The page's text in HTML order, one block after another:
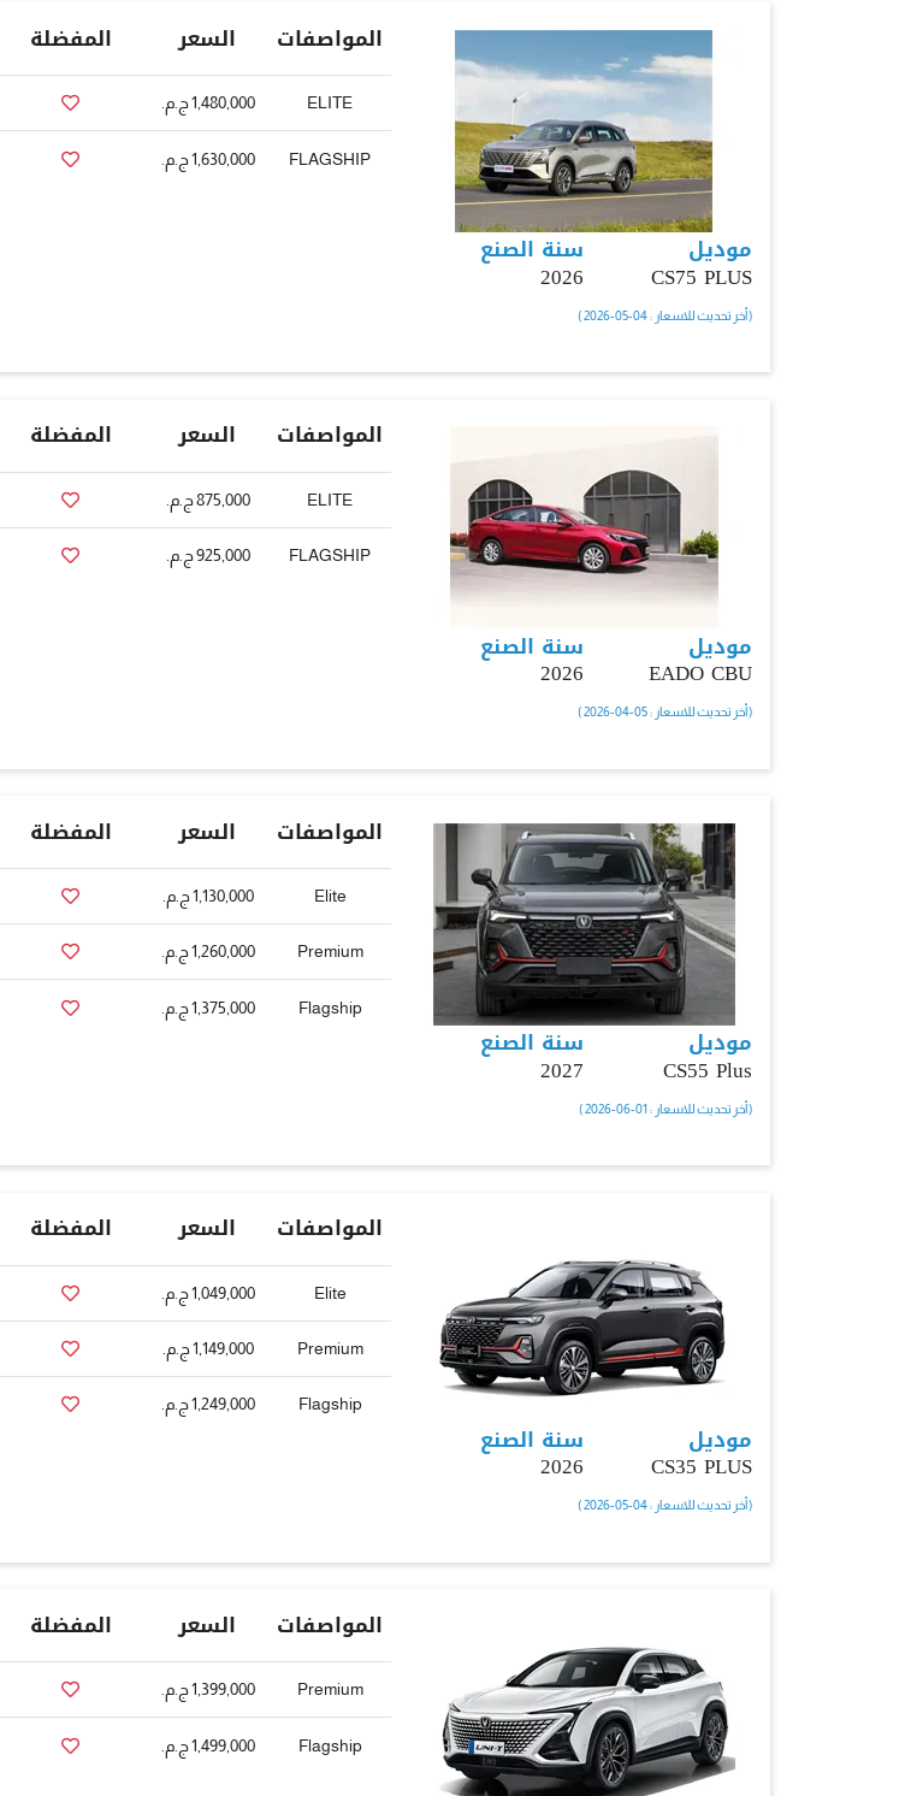
موديل
CS75 PLUS
سنة الصنع
2026
( أخر تحديث للاسعار : 04-05-2026 )
المواصفات
ELITE
FLAGSHIP
السعر
1,480,000 ج.م.‏
1,630,000 ج.م.‏
المفضلة
موديل
EADO CBU
سنة الصنع
2026
( أخر تحديث للاسعار : 05-04-2026 )
المواصفات
ELITE
FLAGSHIP
السعر
875,000 ج.م.‏
925,000 ج.م.‏
المفضلة
موديل
CS55 Plus
سنة الصنع
2027
( أخر تحديث للاسعار : 01-06-2026 )
المواصفات
Elite
Premium
Flagship
السعر
1,130,000 ج.م.‏
1,260,000 ج.م.‏
1,375,000 ج.م.‏
المفضلة
موديل
CS35 PLUS
سنة الصنع
2026
( أخر تحديث للاسعار : 04-05-2026 )
المواصفات
Elite
Premium
Flagship
السعر
1,049,000 ج.م.‏
1,149,000 ج.م.‏
1,249,000 ج.م.‏
المفضلة
المواصفات
Premium
Flagship
السعر
1,399,000 ج.م.‏
1,499,000 ج.م.‏
المفضلة